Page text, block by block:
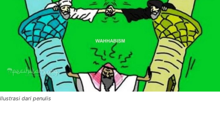
Ilustrasi dari penulis